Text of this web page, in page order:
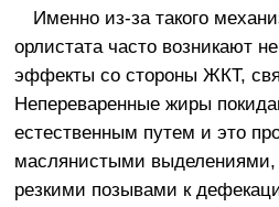
Именно из-за такого
орлистата часто возникают
эффекты со стороны ЖКТ,
Непереваренные жиры
естественным путем и это
маслянистыми
резкими позывами к